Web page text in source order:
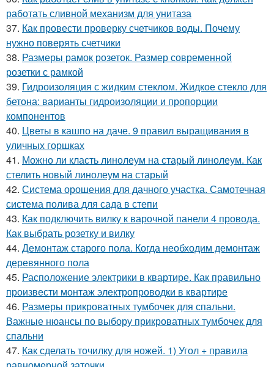
работать сливной механизм для унитаза
37. Как провести проверку счетчиков воды. Почему
нужно поверять счетчики
38. Размеры рамок розеток. Размер современной
розетки с рамкой
39. Гидроизоляция с жидким стеклом. Жидкое стекло для
бетона: варианты гидроизоляции и пропорции
компонентов
40. Цветы в кашпо на даче. 9 правил выращивания в
уличных горшках
41. Можно ли класть линолеум на старый линолеум. Как
стелить новый линолеум на старый
42. Система орошения для дачного участка. Самотечная
система полива для сада в степи
43. Как подключить вилку к варочной панели 4 провода.
Как выбрать розетку и вилку
44. Демонтаж старого пола. Когда необходим демонтаж
деревянного пола
45. Расположение электрики в квартире. Как правильно
произвести монтаж электропроводки в квартире
46. Размеры прикроватных тумбочек для спальни.
Важные нюансы по выбору прикроватных тумбочек для
спальни
47. Как сделать точилку для ножей. 1) Угол + правила